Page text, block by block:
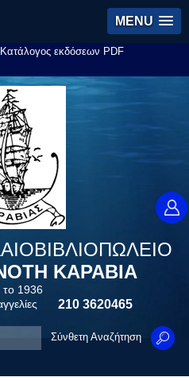
MENU
Κατάλογος εκδόσεων PDF
ΚΑΡΑΒΙΑ
1936
210 3620465
Σύνθετη Αναζήτηση